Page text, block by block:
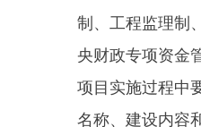
早日开工建设，确
格控制投资，按期
附件 1：项目招